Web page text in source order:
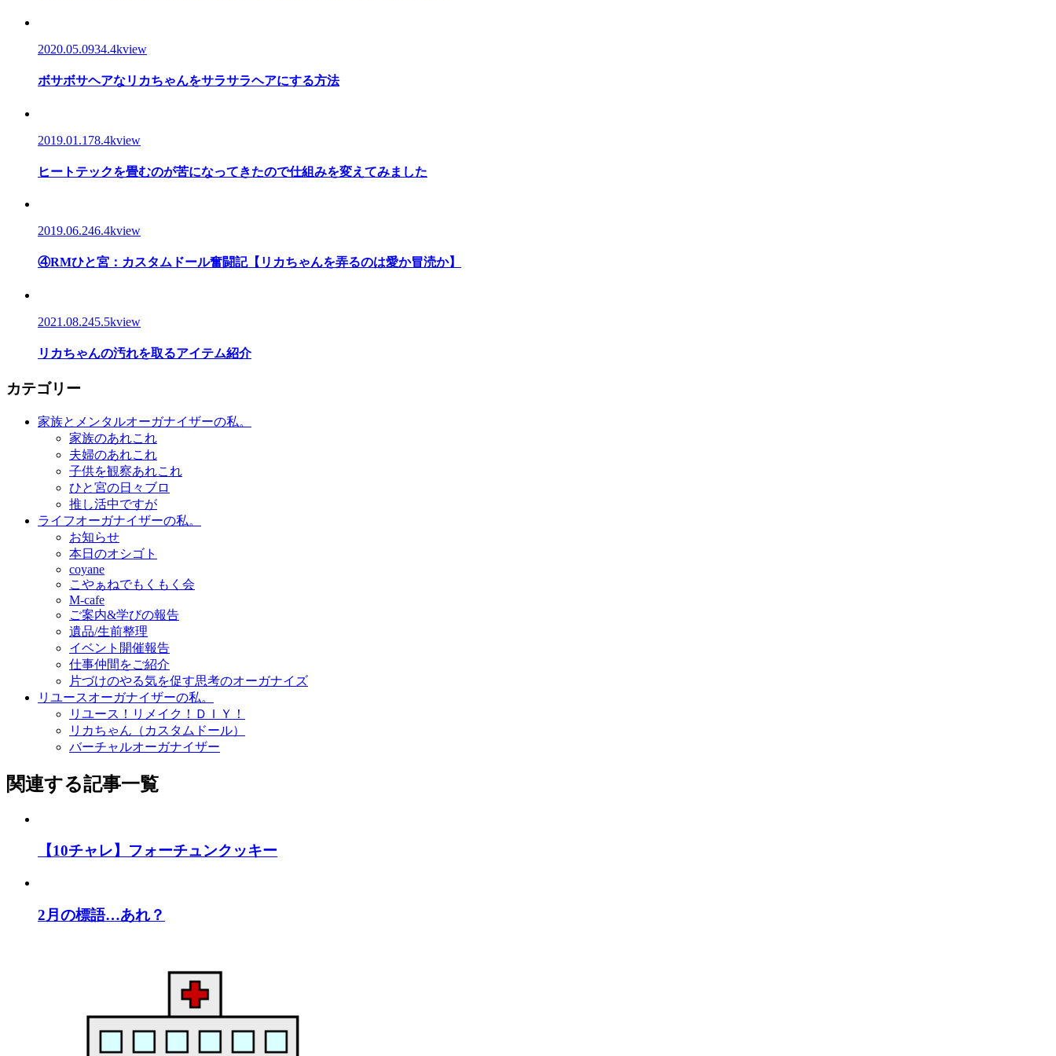
2020.05.0934.4kview
ボサボサヘアなリカちゃんをサラサラヘアにする方法
2019.01.178.4kview
ヒートテックを畳むのが苦になってきたので仕組みを変えてみました
2019.06.246.4kview
④RMひと宮：カスタムドール奮闘記【リカちゃんを弄るのは愛か冒涜か】
2021.08.245.5kview
リカちゃんの汚れを取るアイテム紹介
カテゴリー
家族とメンタルオーガナイザーの私。
家族のあれこれ
夫婦のあれこれ
子供を観察あれこれ
ひと宮の日々ブロ
推し活中ですが
ライフオーガナイザーの私。
お知らせ
本日のオシゴト
coyane
こやぁねでもくもく会
M-cafe
ご案内&学びの報告
遺品/生前整理
イベント開催報告
仕事仲間をご紹介
片づけのやる気を促す思考のオーガナイズ
リユースオーガナイザーの私。
リユース！リメイク！ＤＩＹ！
リカちゃん（カスタムドール）
バーチャルオーガナイザー
関連する記事一覧
【10チャレ】フォーチュンクッキー
2月の標語…あれ？